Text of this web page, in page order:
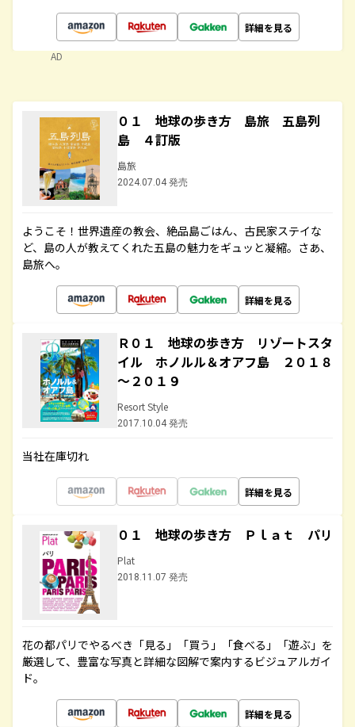
詳細を見る
AD
０１ 地球の歩き方 島旅 五島列
島 ４訂版
島旅
2024.07.04 発売
ようこそ！世界遺産の教会、絶品島ごはん、古民家ステイな
ど、島の人が教えてくれた五島の魅力をギュッと凝縮。さあ、
島旅へ。
詳細を見る
Ｒ０１ 地球の歩き方 リゾートスタ
イル ホノルル＆オアフ島 ２０１８
～２０１９
Resort Style
2017.10.04 発売
当社在庫切れ
詳細を見る
０１ 地球の歩き方 Ｐｌａｔ パリ
Plat
2018.11.07 発売
花の都パリでやるべき「見る」「買う」「食べる」「遊ぶ」を
厳選して、豊富な写真と詳細な図解で案内するビジュアルガイ
ド。
詳細を見る